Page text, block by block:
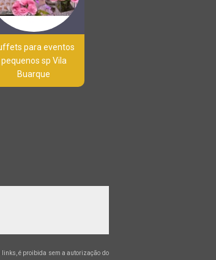
para eventos
pequenos sp Vila
Buarque
links, é proibida sem a autorização do